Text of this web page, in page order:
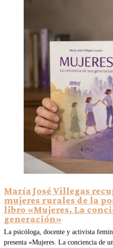
María José Villegas
mujeres rurales de la
libro «Mujeres. La
generación»
La psicóloga, docente y activista
presenta «Mujeres. La conciencia de